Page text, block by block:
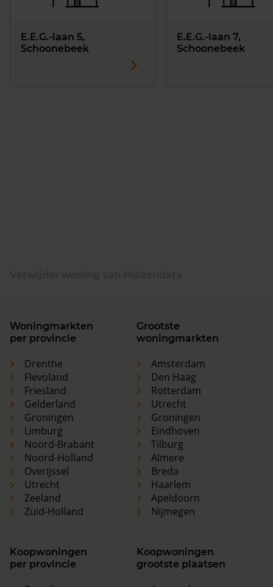
E.E.G.-laan 5,
Schoonebeek
E.E.G.-laan 7,
Schoonebeek
Woningmarkten
per provincie
Drenthe
Flevoland
Friesland
Gelderland
Groningen
Limburg
Noord-Brabant
Noord-Holland
Overijssel
Utrecht
Zeeland
Zuid-Holland
Grootste
woningmarkten
Amsterdam
Den Haag
Rotterdam
Utrecht
Groningen
Eindhoven
Tilburg
Almere
Breda
Haarlem
Apeldoorn
Nijmegen
Koopwoningen
per provincie
Koopwoningen
grootste plaatsen